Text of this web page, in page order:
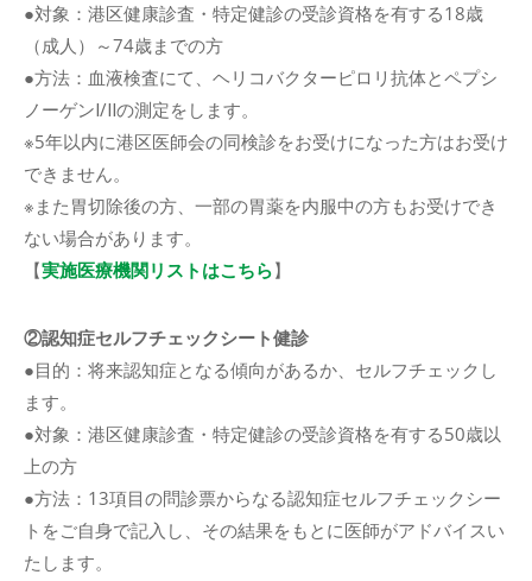
●対象：港区健康診査・特定健診の受診資格を有する18歳
（成人）～74歳までの方
●方法：血液検査にて、ヘリコバクターピロリ抗体とペプシ
ノーゲンⅠ/Ⅱの測定をします。
※5年以内に港区医師会の同検診をお受けになった方はお受け
できません。
※また胃切除後の方、一部の胃薬を内服中の方もお受けでき
ない場合があります。
【︎実施医療機関リストはこちら】
②認知症セルフチェックシート健診
●目的：将来認知症となる傾向があるか、セルフチェックし
ます。
●対象：港区健康診査・特定健診の受診資格を有する50歳以
上の方
●方法：13項目の問診票からなる認知症セルフチェックシー
トをご自身で記入し、その結果をもとに医師がアドバイスい
たします。